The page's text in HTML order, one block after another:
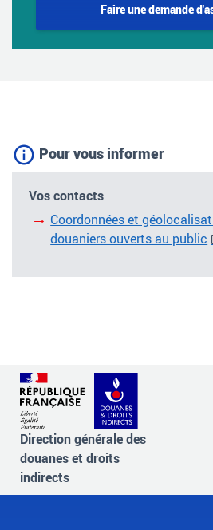
Faire une demande
Pour vous informer
Vos contacts
Coordonnées et
douaniers ouverts au public
Direction générale des
douanes et droits
indirects